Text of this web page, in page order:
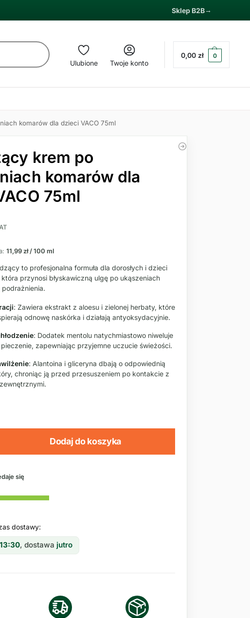
Sklep B2B
Ulubione Twoje konto
0,00 zł 0
komarów dla dzieci VACO 75ml
krem po
komarów dla
75ml
11,99 zł / 100 ml
to profesjonalna formuła dla dorosłych i dzieci
przynosi błyskawiczną ulgę po ukąszeniach
: Zawiera ekstrakt z aloesu i zielonej herbaty, które
odnowę naskórka i działają antyoksydacyjnie.
: Dodatek mentolu natychmiastowo niweluje
zapewniając przyjemne uczucie świeżości.
: Alantoina i gliceryna dbają o odpowiednią
chroniąc ją przed przesuszeniem po kontakcie z
Dodaj do koszyka
się
dostawy:
13:30, dostawa jutro